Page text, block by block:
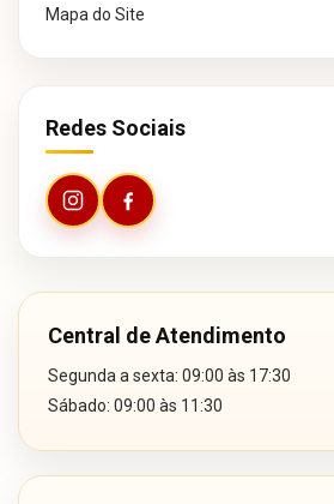
Mapa do Site
Redes Sociais
Central de Atendimento
Segunda a sexta: 09:00 às 17:30
Sábado: 09:00 às 11:30